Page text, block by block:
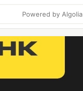
Powered by Algolia